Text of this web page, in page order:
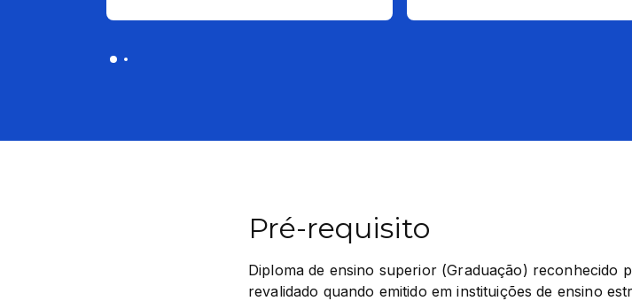
Pré-requisito
Diploma de ensino superior (Graduação) reconhecido
revalidado quando emitido em instituições de ensino